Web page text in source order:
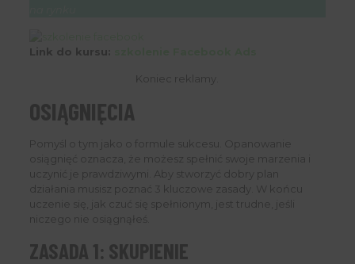
Link do kursu:
Koniec reklamy.
OSIĄGNIĘCIA
Pomyśl o tym jako o formule sukcesu. Opanowanie
osiągnięć oznacza, że ​​możesz spełnić swoje marzenia i
uczynić je prawdziwymi. Aby stworzyć dobry plan
działania musisz poznać 3 kluczowe zasady. W końcu
uczenie się, jak czuć się spełnionym, jest trudne, jeśli
niczego nie osiągnąłeś.
ZASADA 1: SKUPIENIE